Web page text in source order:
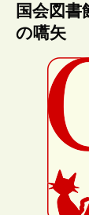
国会図
の嚆矢